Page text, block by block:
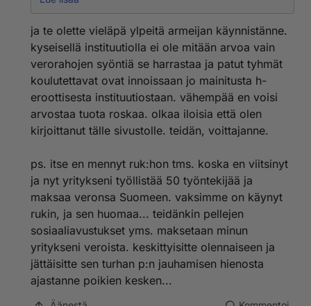
pääsemiseen. Kun/jos asioista "puhutaan asioista
niiden oikeilla nimillä", kuten II/93 väittää tekevänsä,
johtajakoulutukseen päästään ja johtajakoulutus
mahdollisine puutteineenkin on hakemisen, tai jos niin
nyt sitten jostain syystä halutaan sanoa,
komennettavaksi tulemisen arvoinen.
kuullut aiemmin varusmieskoulutuksen
RUK:sta, ahkerasta kertausharjoituksissa ravaamisesta
vai mistä?
ja te olette vieläpä ylpeitä armeijan käynnistänne.
kyseisellä instituutiolla ei ole mitään arvoa vain
verorahojen syöntiä se harrastaa ja patut tyhmät
koulutettavat ovat innoissaan jo mainitusta h-
eroottisesta instituutiostaan. vähempää en voisi
arvostaa tuota roskaa. olkaa iloisia että olen
kirjoittanut tälle sivustolle. teidän, voittajanne.
ps. itse en mennyt ruk:hon tms. koska en viitsinyt
ja nyt yritykseni työllistää 50 työntekijää ja
maksaa veronsa Suomeen. vaksimme on käynyt
rukin, ja sen huomaa... teidänkin pellejen
sosiaaliavustukset yms. maksetaan minun
yritykseni veroista. keskittyisitte olennaiseen ja
jättäisitte sen turhan p:n jauhamisen hienosta
ajastanne poikien kesken...